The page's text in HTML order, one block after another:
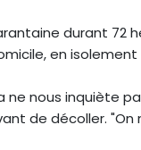
durant 72
en
ne nous inquiète
de décoller.